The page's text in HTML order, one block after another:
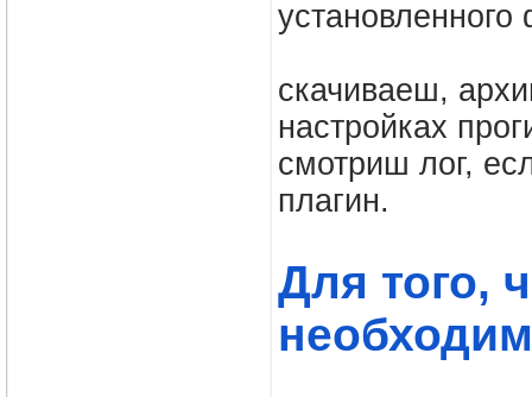
установленного
скачиваеш,
настройках
смотриш лог,
плагин.
Для того,